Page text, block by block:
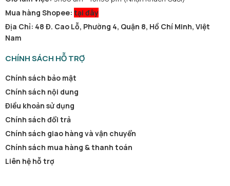
Mua hàng Shopee: tại đây
Địa Chỉ: 48 Đ. Cao Lỗ, Phường 4, Quận 8, Hồ Chí Minh, Việt
Nam
CHÍNH SÁCH HỖ TRỢ
Chính sách bảo mật
Chính sách nội dung
Điều khoản sử dụng
Chính sách đổi trả
Chính sách giao hàng và vận chuyển
Chính sách mua hàng & thanh toán
Liên hệ hỗ trợ